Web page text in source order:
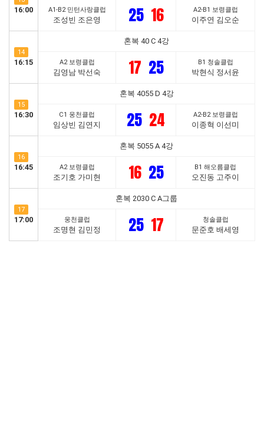
16:00 A1-B2 민턴사랑클럽
조성빈 조은영 25 16 A2-B1 보령클럽
이주연 김오순
14
16:15
혼복 40 C 4강
A2 보령클럽
김영남 박선숙 17 25 B1 청솔클럽
박현식 정서윤
15
16:30
혼복 4055 D 4강
C1 웅천클럽
임상빈 김연지 25 24 A2-B2 보령클럽
이종혁 이선미
16
16:45
혼복 5055 A 4강
A2 보령클럽
조기호 가미현 16 25 B1 해오름클럽
오진동 고주이
17
17:00
혼복 2030 C A그룹
웅천클럽
조명현 김민정 25 17 청솔클럽
문준호 배세영